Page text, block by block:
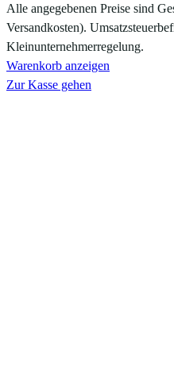
im
Warenkorb
Alle angegebenen Preise sind
Versandkosten).
Kleinunternehmerregelung.
Warenkorb anzeigen
Zur Kasse gehen